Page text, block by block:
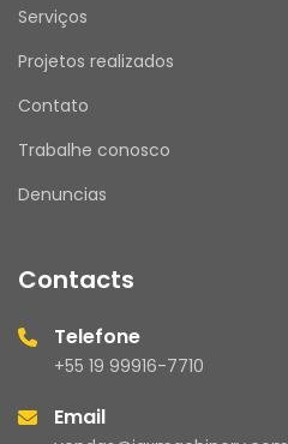
Serviços
Projetos realizados
Contato
Trabalhe conosco
Denuncias
Contacts
Telefone
+55 19 99916-7710
Email